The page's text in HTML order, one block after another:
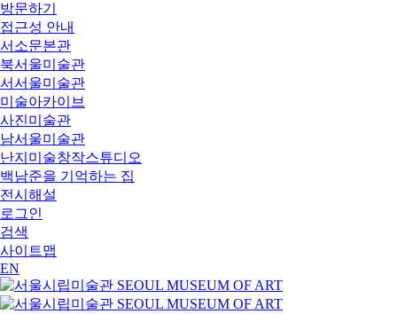
방문하기
접근성 안내
서소문본관
북서울미술관
서서울미술관
미술아카이브
사진미술관
남서울미술관
난지미술창작스튜디오
백남준을 기억하는 집
전시해설
로그인
검색
사이트맵
EN